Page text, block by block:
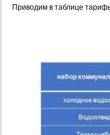
Приводим в таблице